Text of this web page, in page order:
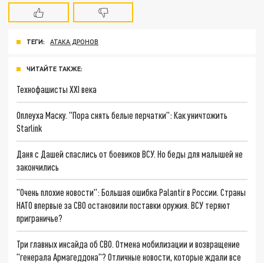
ТЕГИ: АТАКА ДРОНОВ
ЧИТАЙТЕ ТАКЖЕ:
Технофашисты XXI века
Оплеуха Маску. "Пора снять белые перчатки": Как уничтожить
Starlink
Даня с Дашей спаслись от боевиков ВСУ. Но беды для малышей не
закончились
"Очень плохие новости": Большая ошибка Palantir в России. Страны
НАТО впервые за СВО остановили поставки оружия. ВСУ теряют
приграничье?
Три главных инсайда об СВО. Отмена мобилизации и возвращение
"генерала Армагеддона"? Отличные новости, которые ждали все